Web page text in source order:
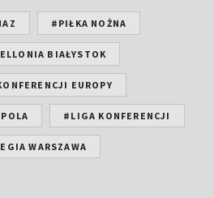
#PIŁKA NOŻNA
BIAŁYSTOK
EUROPY
#LIGA KONFERENCJI
WARSZAWA